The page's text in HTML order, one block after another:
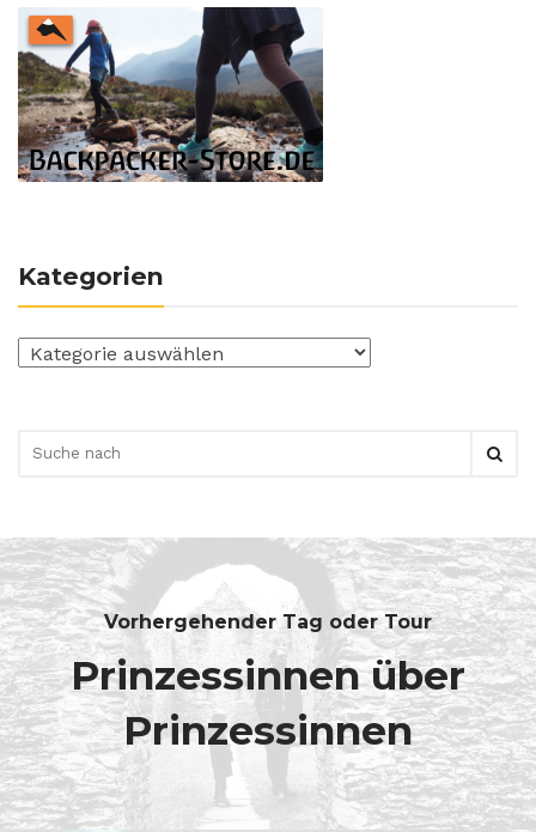
Kategorien
Kategorien
Vorhergehender Tag oder Tour
Prinzessinnen über
Prinzessinnen